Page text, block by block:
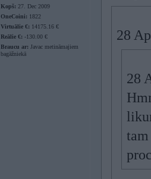
Kopš: 27. Dec 2009
OneCoini: 1822
Virtuālie €: 14175.16 €
Reālie €: -130.00 €
Braucu ar: Javac metināmajiem
bagāžniekā
28
28